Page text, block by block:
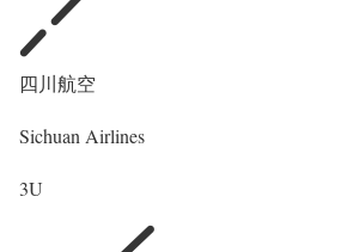
四川航空
Sichuan Airlines
3U